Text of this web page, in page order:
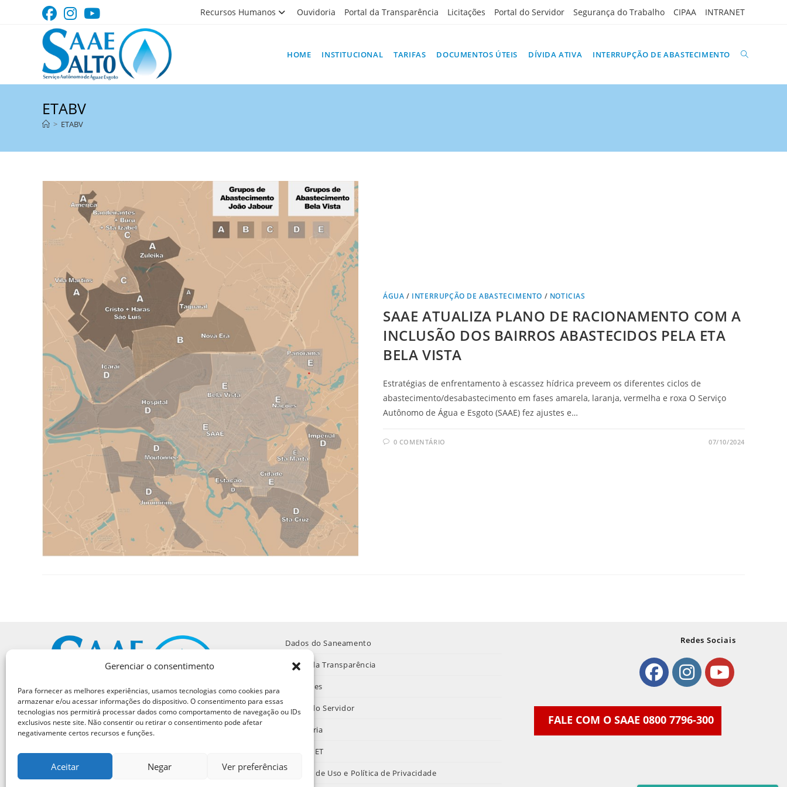
Gerenciar o consentimento
Para fornecer as melhores experiências, usamos tecnologias como cookies para
armazenar e/ou acessar informações do dispositivo. O consentimento para essas
tecnologias nos permitirá processar dados como comportamento de navegação ou IDs
exclusivos neste site. Não consentir ou retirar o consentimento pode afetar
negativamente certos recursos e funções.
Aceitar Negar Ver preferências
Recursos Humanos Ouvidoria Portal da Transparência Licitações Portal do Servidor Segurança do Trabalho CIPAA INTRANET
HOME INSTITUCIONAL TARIFAS DOCUMENTOS ÚTEIS DÍVIDA ATIVA INTERRUPÇÃO DE ABASTECIMENTO ALTERNAR
ETABV
> ETABV
ÁGUA / INTERRUPÇÃO DE ABASTECIMENTO / NOTICIAS
SAAE ATUALIZA PLANO DE RACIONAMENTO COM A
INCLUSÃO DOS BAIRROS ABASTECIDOS PELA ETA
BELA VISTA
Estratégias de enfrentamento à escassez hídrica preveem os diferentes ciclos de
abastecimento/desabastecimento em fases amarela, laranja, vermelha e roxa O Serviço
Autônomo de Água e Esgoto (SAAE) fez ajustes e…
0 COMENTÁRIO 07/10/2024
SAAE - SERVIÇO AUTÔNOMO DE ÁGUA E ESGOTO.
ENDEREÇO: RUA 9 DE JULHO 1053 – VILA NOVA
CNPJ: 11.065.186/0001-83
Dados do Saneamento
Portal da Transparência
Licitações
Portal do Servidor
Ouvidoria
INTRANET
Termos de Uso e Política de Privacidade
Redes Sociais
em
uma
nova
em
uma
nova
FALE COM O SAAE 0800 7796-300